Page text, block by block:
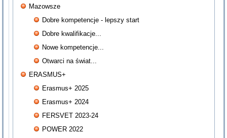
Mazowsze
Dobre kompetencje - lepszy start
Dobre kwalifikacje...
Nowe kompetencje...
Otwarci na świat...
ERASMUS+
Erasmus+ 2025
Erasmus+ 2024
FERSVET 2023-24
POWER 2022